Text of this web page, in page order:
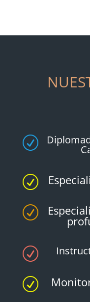
R
R
R
R
R